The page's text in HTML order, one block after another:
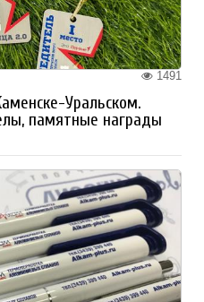
1491
Уральском.
памятные награды